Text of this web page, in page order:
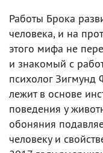
Работы Брока
человека, и на
этого мифа не
и знакомый с
психолог Зигмунд
лежит в основе
поведения у
обоняния
человеку и